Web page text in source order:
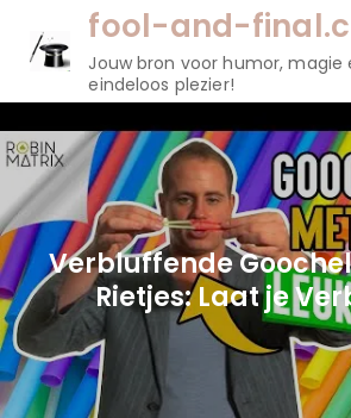
fool-and-
Jouw bron voor humor, magie
eindeloos plezier!
Verbluffende
Rietjes: Laat je